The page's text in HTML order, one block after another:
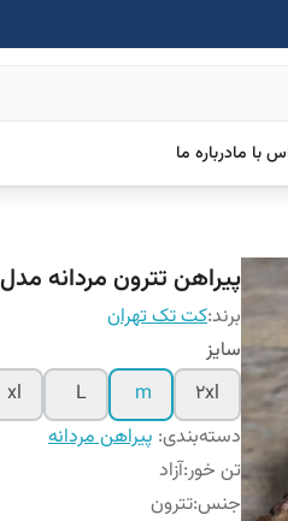
با مادرباره ما
پیراهن تترون مردانه مدل blw04
برند:کت تک تهران
سایز
2xl
m
L
xl
دسته‌بندی: پیراهن مردانه
تن خور:آزاد
جنس:تترون